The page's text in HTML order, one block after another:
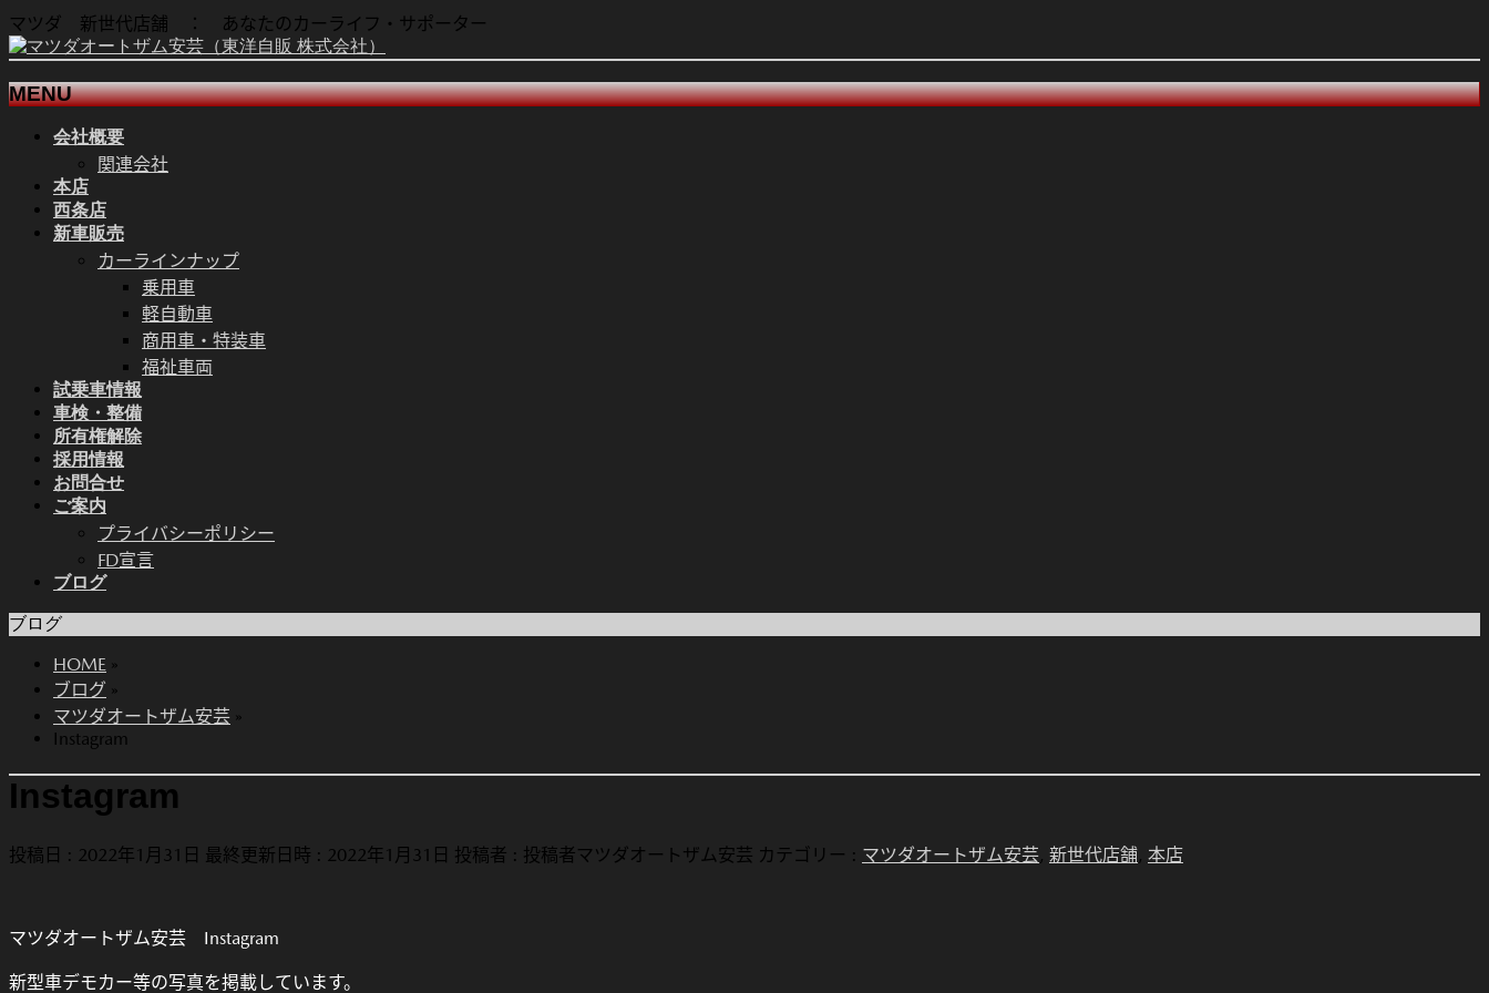
マツダ 新世代店舗 ： あなたのカーライフ・サポーター
MENU
会社概要
関連会社
本店
西条店
新車販売
カーラインナップ
乗用車
軽自動車
商用車・特装車
福祉車両
試乗車情報
車検・整備
所有権解除
採用情報
お問合せ
ご案内
プライバシーポリシー
FD宣言
ブログ
ブログ
HOME »
ブログ »
マツダオートザム安芸 »
Instagram
Instagram
投稿日 : 2022年1月31日 最終更新日時 : 2022年1月31日 投稿者 : 投稿者マツダオートザム安芸 カテゴリー : マツダオートザム安芸, 新世代店舗, 本店
マツダオートザム安芸 Instagram
新型車デモカー等の写真を掲載しています。